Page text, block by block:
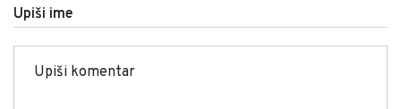
Upiši ime